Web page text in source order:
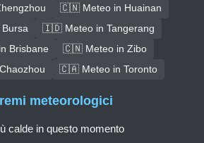
🇨🇳 Meteo in Huainan
🇮🇩 Meteo in Tangerang
Brisbane
🇨🇳 Meteo in Zibo
🇨🇦 Meteo in Toronto
meteorologici
calde in questo momento